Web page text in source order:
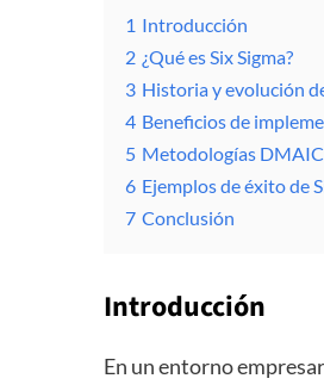
1 Introducción
2 ¿Qué es Six Sigma?
3 Historia y evolución
4 Beneficios de
5 Metodologías
6 Ejemplos de éxito de
7 Conclusión
Introducción
En un entorno